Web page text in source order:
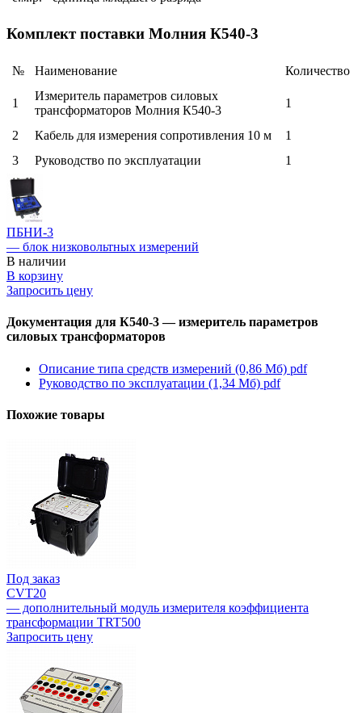
Комплект поставки Молния К540-3
№ Наименование Количество
1
Измеритель параметров силовых
трансформаторов Молния К540-3
1
2 Кабель для измерения сопротивления 10 м
1
3
Руководство по эксплуатации 1
ПБНИ-3
— блок низковольтных измерений
В наличии
В корзину
Запросить цену
Документация для К540-3 — измеритель параметров
силовых трансформаторов
Описание типа средств измерений (0,86 Мб) pdf
Руководство по эксплуатации (1,34 Мб) pdf
Похожие товары
Под заказ
CVT20
— дополнительный модуль измерителя коэффициента
трансформации TRT500
Запросить цену